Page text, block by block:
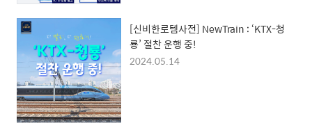
[신비한로템사전] NewTrain : ‘KTX-청
룡’ 절찬 운행 중!
2024.05.14